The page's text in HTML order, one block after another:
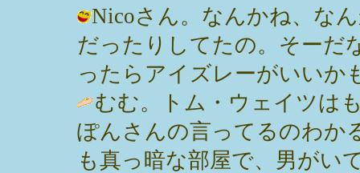
Nicoさん。なんかね、な
だったりしてたの。そーだ
ったらアイズレーがいいか
むむ。トム・ウェイツは
ぽんさんの言ってるのわか
も真っ暗な部屋で、男がい